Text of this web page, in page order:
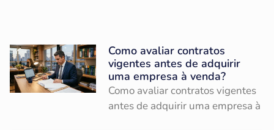
Como avaliar contratos
vigentes antes de adquirir
uma empresa à venda?
Como avaliar contratos vigentes
antes de adquirir uma empresa à